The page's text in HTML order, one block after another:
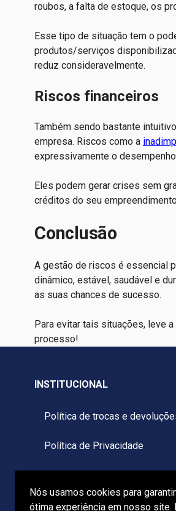
roubos, a falta de estoque, os
Esse tipo de situação tem o
produtos/serviços
reduz consideravelmente.
Riscos financeiros
Também sendo bastante
empresa. Riscos como a
expressivamente o
Eles podem gerar crises sem
créditos do seu
Conclusão
A gestão de riscos é essencial
dinâmico, estável, saudável e
as suas chances de sucesso.
Para evitar tais situações, leve
processo!
INSTITUCIONAL
Política de trocas e
Política de Privacidade
Contato
Nós usamos cookies para
ótima experiência em nosso site.